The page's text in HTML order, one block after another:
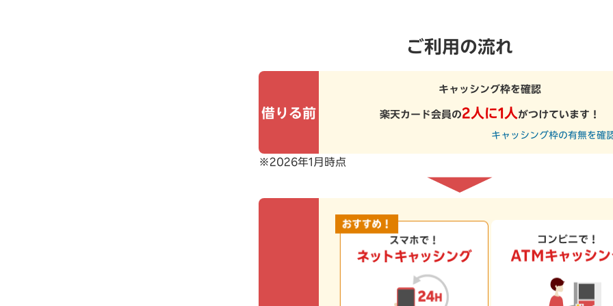
ご利用の流れ
借りる前
キャッシング枠を確認
楽天カード会員の2人に1人 がつけています！
キャッシング枠の有無を確
※2026年1月時点